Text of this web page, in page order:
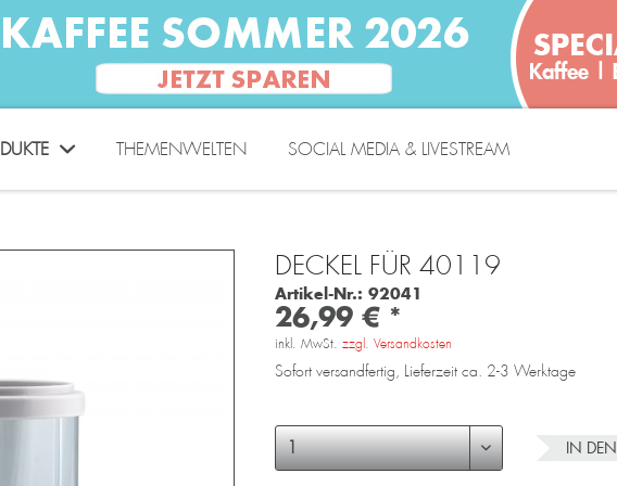
THEMENWELTEN SOCIAL MEDIA & LIVESTREAM
DECKEL FÜR 40119
Artikel-Nr.: 92041
26,99 € *
inkl. MwSt. zzgl. Versandkosten
Sofort versandfertig, Lieferzeit ca. 2-3 Werktage
IN DEN